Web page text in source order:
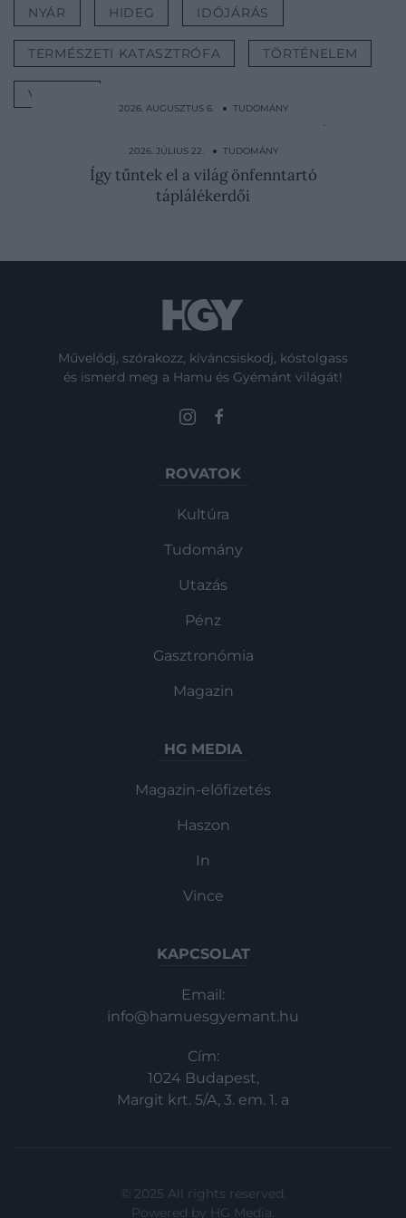
NYÁR HIDEG IDŐJÁRÁS
TERMÉSZETI KATASZTRÓFA TÖRTÉNELEM
VULKÁN
2026. AUGUSZTUS 6. ● TUDOMÁNY
Tabu volt és úgy is kezelték a menstruációt
a középkorban
2026. JÚLIUS 22. ● TUDOMÁNY
Így tűntek el a világ önfenntartó
táplálékerdői
Művelődj, szórakozz, kíváncsiskodj, kóstolgass
és ismerd meg a Hamu és Gyémánt világát!
ROVATOK
Kultúra
Tudomány
Utazás
Pénz
Gasztronómia
Magazin
HG MEDIA
Magazin-előfizetés
Haszon
In
Vince
KAPCSOLAT
Email:
info@hamuesgyemant.hu
Cím:
1024 Budapest,
Margit krt. 5/A, 3. em. 1. a
© 2025 All rights reserved.
Powered by HG Media.